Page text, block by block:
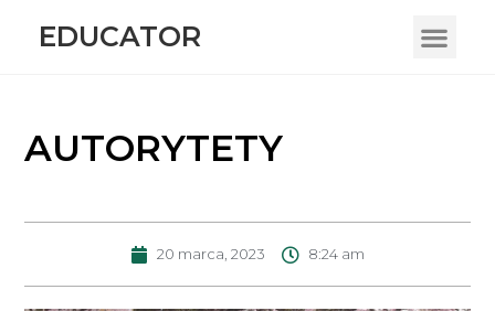
EDUCATOR
AUTORYTETY
20 marca, 2023 8:24 am